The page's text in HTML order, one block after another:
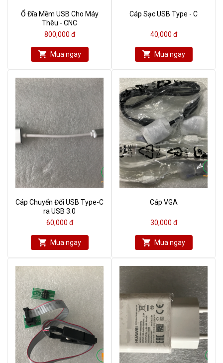
Ổ Đĩa Mềm USB Cho Máy
Thêu - CNC
800,000 đ
Mua ngay
Cáp Sạc USB Type - C
40,000 đ
Mua ngay
Cáp Chuyển Đổi USB Type-C
ra USB 3.0
60,000 đ
Mua ngay
Cáp VGA
30,000 đ
Mua ngay